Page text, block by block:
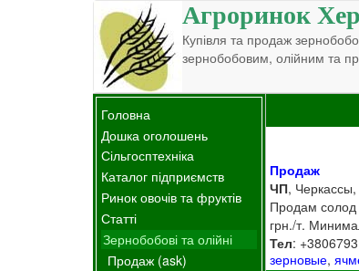
Агроринок
Купівля та продаж
зернобобовим, олійним та
Головна
Дошка оголошень
Сільгосптехніка
Каталог підприємств
Ринок овочів та фруктів
Статті
Зернобобові та олійні
Продаж (ask)
Продаж
ЧП,
Продам
грн./т.
Тел:
зерновые,